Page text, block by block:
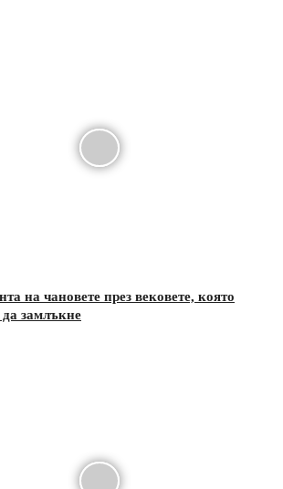
на чановете през вековете, която
замлъкне